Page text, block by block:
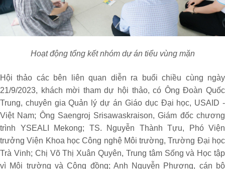
Hoạt động tổng kết nhóm dự án tiểu vùng mặn
Hội thảo các bên liên quan diễn ra buổi chiều cùng ngày
21/9/2023, khách mời tham dự hội thảo, có Ông Đoàn Quốc
Trung, chuyên gia Quản lý dự án Giáo dục Đại học, USAID -
Việt Nam; Ông Saengroj Srisawaskraison, Giám đốc chương
trình YSEALI Mekong; TS. Nguyễn Thành Tựu, Phó Viện
trưởng Viện Khoa học Công nghệ Môi trường, Trường Đại học
Trà Vinh; Chị Võ Thị Xuân Quyên, Trung tâm Sống và Học tập
vì Môi trường và Cộng đồng; Anh Nguyễn Phương, cán bộ